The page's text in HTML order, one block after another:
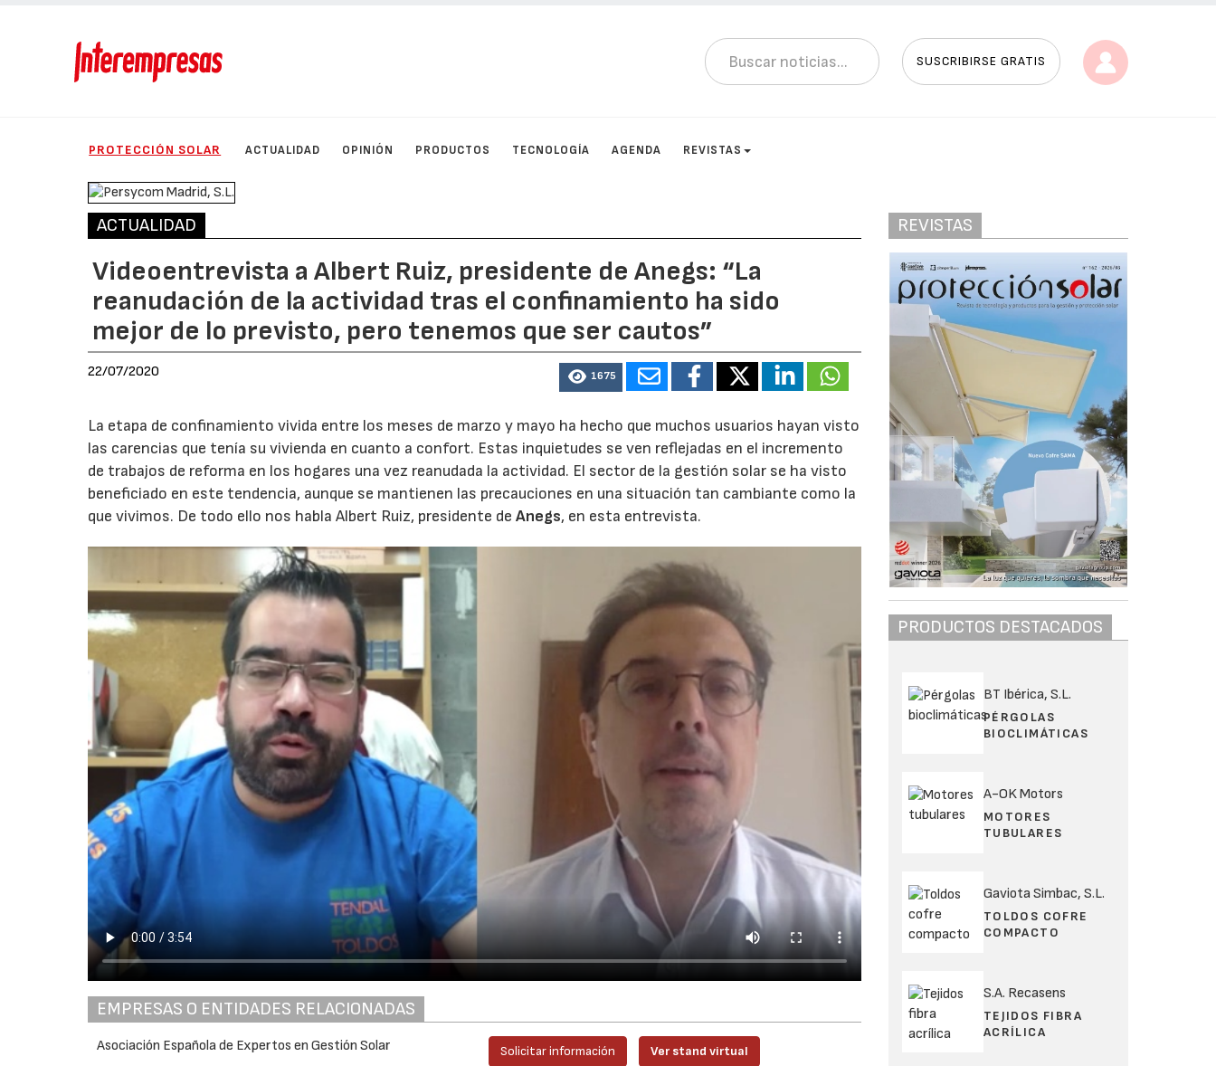
SUSCRIBIRSE GRATIS
PROTECCIÓN SOLAR ACTUALIDAD OPINIÓN PRODUCTOS TECNOLOGÍA AGENDA REVISTAS
ACTUALIDAD
Videoentrevista a Albert Ruiz, presidente de Anegs: “La
reanudación de la actividad tras el confinamiento ha sido
mejor de lo previsto, pero tenemos que ser cautos”
22/07/2020 1675
La etapa de confinamiento vivida entre los meses de marzo y mayo ha hecho que muchos usuarios hayan visto
las carencias que tenía su vivienda en cuanto a confort. Estas inquietudes se ven reflejadas en el incremento
de trabajos de reforma en los hogares una vez reanudada la actividad. El sector de la gestión solar se ha visto
beneficiado en este tendencia, aunque se mantienen las precauciones en una situación tan cambiante como la
que vivimos. De todo ello nos habla Albert Ruiz, presidente deAnegs, en esta entrevista.
EMPRESAS O ENTIDADES RELACIONADAS
Asociación Española de Expertos en Gestión Solar Solicitar información Ver stand virtual
REVISTAS
PRODUCTOS DESTACADOS
BT Ibérica, S.L.
PÉRGOLAS
BIOCLIMÁTICAS
A-OK Motors
MOTORES
TUBULARES
Gaviota Simbac, S.L.
TOLDOS COFRE
COMPACTO
S.A. Recasens
TEJIDOS FIBRA
ACRÍLICA